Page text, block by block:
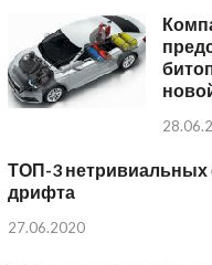
ТОП-3 нетривиальных
дрифта
27.06.2020